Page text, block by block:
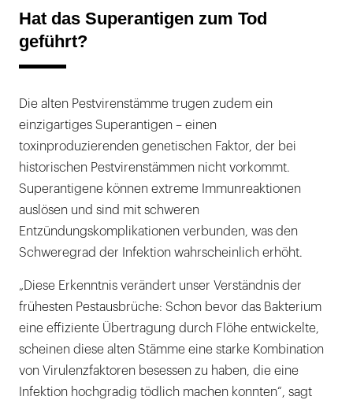
Hat das Superantigen zum Tod
geführt?
Die alten Pestvirenstämme trugen zudem ein
einzigartiges Superantigen – einen
toxinproduzierenden genetischen Faktor, der bei
historischen Pestvirenstämmen nicht vorkommt.
Superantigene können extreme Immunreaktionen
auslösen und sind mit schweren
Entzündungskomplikationen verbunden, was den
Schweregrad der Infektion wahrscheinlich erhöht.
„Diese Erkenntnis verändert unser Verständnis der
frühesten Pestausbrüche: Schon bevor das Bakterium
eine effiziente Übertragung durch Flöhe entwickelte,
scheinen diese alten Stämme eine starke Kombination
von Virulenzfaktoren besessen zu haben, die eine
Infektion hochgradig tödlich machen konnten“, sagt